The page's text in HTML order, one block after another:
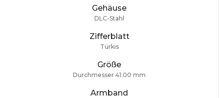
Gehäuse
DLC-Stahl
Zifferblatt
Türkis
Größe
Durchmesser 41.00 mm
Armband